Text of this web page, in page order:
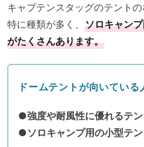
キャプテンスタッグのテント
特に種類が多く、 ソロキャン
がたくさんあります。
ドームテントが向いている
●強度や耐風性に優れるテ
●ソロキャンプ用の小型テ